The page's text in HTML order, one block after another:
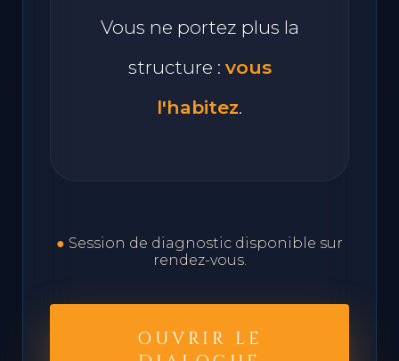
justesse
Vous ne portez plus la
structure :vous